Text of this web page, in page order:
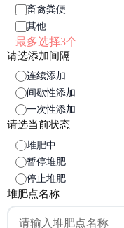
畜禽粪便
其他
最多选择3个
请选添加间隔
连续添加
间歇性添加
一次性添加
请选当前状态
堆肥中
暂停堆肥
停止堆肥
堆肥点名称